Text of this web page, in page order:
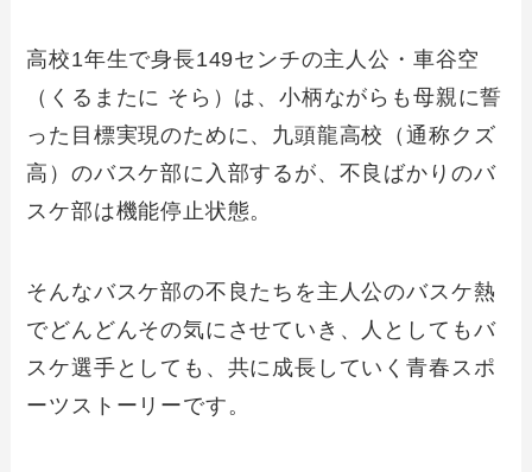
高校1年生で身長149センチの主人公・車谷空
（くるまたに そら）は、小柄ながらも母親に誓
った目標実現のために、九頭龍高校（通称クズ
高）のバスケ部に入部するが、不良ばかりのバ
スケ部は機能停止状態。
そんなバスケ部の不良たちを主人公のバスケ熱
でどんどんその気にさせていき、人としてもバ
スケ選手としても、共に成長していく青春スポ
ーツストーリーです。